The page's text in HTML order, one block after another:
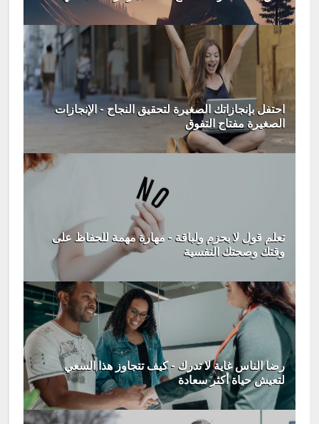
احتفل بإنجازاتك الصغيرة لتحقيق النجاح - الإنجازات
الصغيرة مفتاح التفوق
تعلم قول لا بحزم ولباقة - مهارة مهمة للحفاظ على
وقتك وصحتك النفسية
رضا الناس غاية لا تدرك - كيف تتجاوز هذا السعي
لتعيش حياة أكثر سعادة